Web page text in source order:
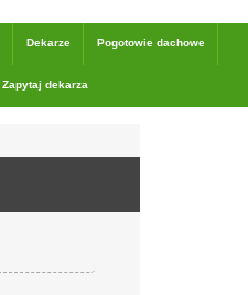
Dekarze Pogotowie dachowe
Zapytaj dekarza